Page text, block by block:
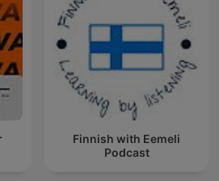
Finnish with Eemeli
Podcast